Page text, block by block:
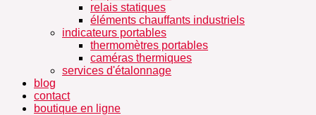
relais statiques
éléments chauffants industriels
indicateurs portables
thermomètres portables
caméras thermiques
services d'étalonnage
blog
contact
boutique en ligne